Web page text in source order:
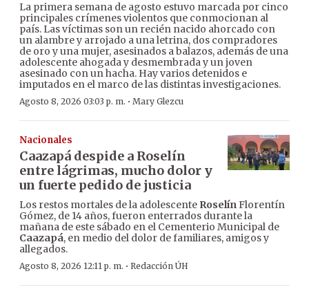
La primera semana de agosto estuvo marcada por cinco
principales crímenes violentos que conmocionan al
país. Las víctimas son un recién nacido ahorcado con
un alambre y arrojado a una letrina, dos compradores
de oro y una mujer, asesinados a balazos, además de una
adolescente ahogada y desmembrada y un joven
asesinado con un hacha. Hay varios detenidos e
imputados en el marco de las distintas investigaciones.
Agosto 8, 2026 03:03 p. m. · Mary Glezcu
Nacionales
Caazapá despide a Roselín
entre lágrimas, mucho dolor y
un fuerte pedido de justicia
Los restos mortales de la adolescente RoselínFlorentín
Gómez, de 14 años, fueron enterrados durante la
mañana de este sábado en el Cementerio Municipal de
Caazapá, en medio del dolor de familiares, amigos y
allegados.
Agosto 8, 2026 12:11 p. m. · Redacción ÚH